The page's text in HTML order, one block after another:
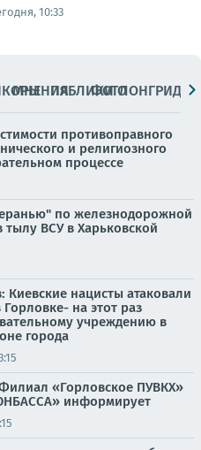
10:33
МНЕНИЯПАБЛИКИ
ФОТОЛОНГРИДЫ
противоправного
и религиозного
процессе
по железнодорожной
тылу ВСУ в Харьковской
Киевские нацисты атаковали
на этот раз
учреждению в
города
«Горловское ПУВКХ»
информирует